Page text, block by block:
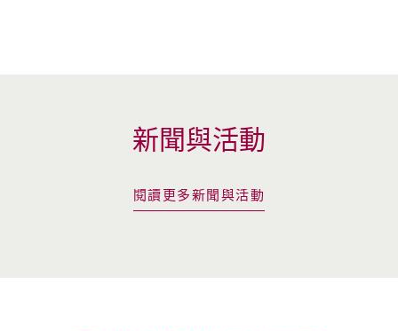
新聞與活動
閱讀更多新聞與活動